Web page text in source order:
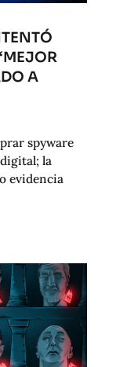
A
spyware
la
evidencia